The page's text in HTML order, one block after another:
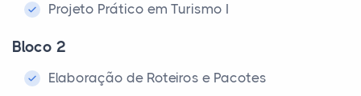
Projeto Prático em Turismo I
Bloco 2
Elaboração de Roteiros e Pacotes